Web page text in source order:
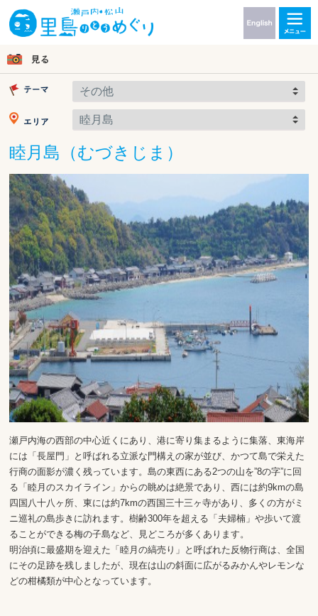
睦月島（むづきじま）
瀬戸内海の西部の中心近くにあり、港に寄り集まるように集落、東海岸
には「長屋門」と呼ばれる立派な門構えの家が並び、かつて島で栄えた
行商の面影が濃く残っています。島の東西にある2つの山を”8の字”に回
る「睦月のスカイライン」からの眺めは絶景であり、西には約9kmの島
四国八十八ヶ所、東には約7kmの西国三十三ヶ寺があり、多くの方がミ
ニ巡礼の島歩きに訪れます。樹齢300年を超える「夫婦楠」や歩いて渡
ることができる梅の子島など、見どころが多くあります。
明治頃に最盛期を迎えた「睦月の縞売り」と呼ばれた反物行商は、全国
にその足跡を残しましたが、現在は山の斜面に広がるみかんやレモンな
どの柑橘類が中心となっています。